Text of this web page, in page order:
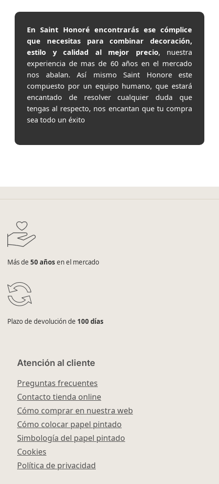
En Saint Honoré encontrarás ese cómplice
que necesitas para combinar decoración,
estilo y calidad al mejor precio, nuestra
experiencia de mas de 60 años en el mercado
nos abalan. Así mismo Saint Honore este
compuesto por un equipo humano, que estará
encantado de resolver cualquier duda que
tengas al respecto, nos encantan que tu compra
sea todo un éxito
Más de 50 años en el mercado
Plazo de devolución de 100 días
Atención al cliente
Preguntas frecuentes
Contacto tienda online
Cómo comprar en nuestra web
Cómo colocar papel pintado
Simbología del papel pintado
Cookies
Política de privacidad